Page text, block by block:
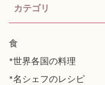
カテゴリ
食
*世界各国の料理
*名シェフのレシピ